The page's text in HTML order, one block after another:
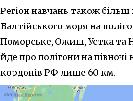
Регіон навчань також більш
Балтійського моря на
Поморське, Ожиш, Устка та
йде про полігони на
кордонів РФ лише 60 км.